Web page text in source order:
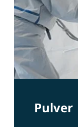
Pulver